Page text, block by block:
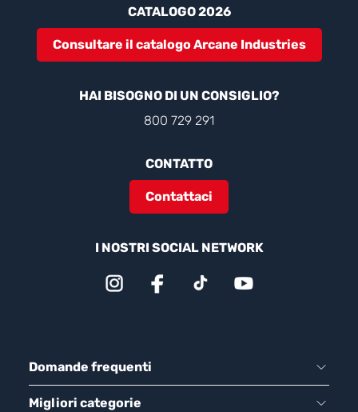
CATALOGO 2026
Consultare il catalogo Arcane Industries
HAI BISOGNO DI UN CONSIGLIO?
800 729 291
CONTATTO
Contattaci
I NOSTRI SOCIAL NETWORK
Domande frequenti
Migliori categorie